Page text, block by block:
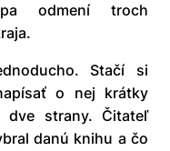
odmení troch
Stačí si
o nej krátky
dve strany. Čitateľ
danú knihu a čo